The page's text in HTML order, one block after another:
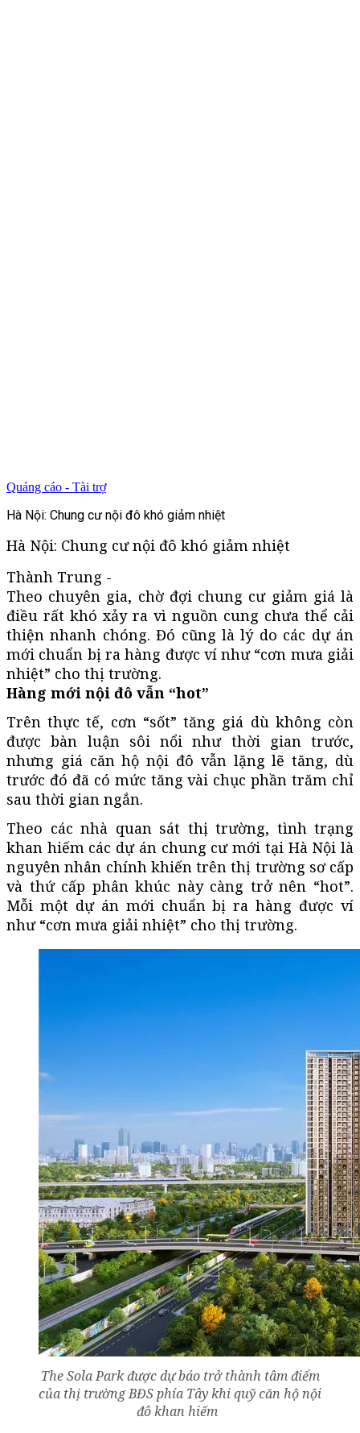
Quảng cáo - Tài trợ
Hà Nội: Chung cư nội đô khó giảm nhiệt
Hà Nội: Chung cư nội đô khó giảm nhiệt
Thành Trung -
Theo chuyên gia, chờ đợi chung cư giảm giá là
điều rất khó xảy ra vì nguồn cung chưa thể cải
thiện nhanh chóng. Đó cũng là lý do các dự án
mới chuẩn bị ra hàng được ví như “cơn mưa giải
nhiệt” cho thị trường.
Hàng mới nội đô vẫn “hot”
Trên thực tế, cơn “sốt” tăng giá dù không còn
được bàn luận sôi nổi như thời gian trước,
nhưng giá căn hộ nội đô vẫn lặng lẽ tăng, dù
trước đó đã có mức tăng vài chục phần trăm chỉ
sau thời gian ngắn.
Theo các nhà quan sát thị trường, tình trạng
khan hiếm các dự án chung cư mới tại Hà Nội là
nguyên nhân chính khiến trên thị trường sơ cấp
và thứ cấp phân khúc này càng trở nên “hot”.
Mỗi một dự án mới chuẩn bị ra hàng được ví
như “cơn mưa giải nhiệt” cho thị trường.
The Sola Park được dự báo trở thành tâm điểm
của thị trường BĐS phía Tây khi quỹ căn hộ nội
đô khan hiếm